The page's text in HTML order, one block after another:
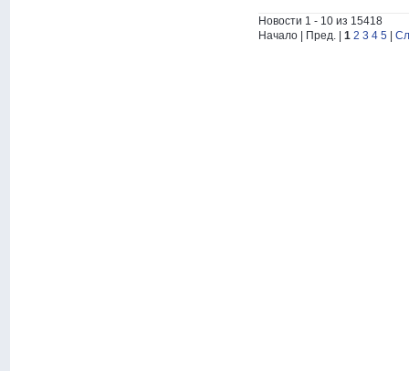
Новости 1 - 10 из 15418
Начало | Пред. | 1 2 3 4 5